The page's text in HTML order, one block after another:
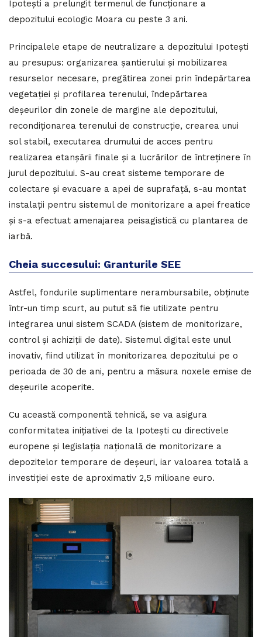
Ipotești a prelungit termenul de funcționare a
depozitului ecologic Moara cu peste 3 ani.
Principalele etape de neutralizare a depozitului Ipotești
au presupus: organizarea șantierului și mobilizarea
resurselor necesare, pregătirea zonei prin îndepărtarea
vegetației și profilarea terenului, îndepărtarea
deşeurilor din zonele de margine ale depozitului,
recondiţionarea terenului de construcţie, crearea unui
sol stabil, executarea drumului de acces pentru
realizarea etanşării finale și a lucrărilor de întreţinere în
jurul depozitului. S-au creat sisteme temporare de
colectare şi evacuare a apei de suprafaţă, s-au montat
instalaţii pentru sistemul de monitorizare a apei freatice
și s-a efectuat amenajarea peisagistică cu plantarea de
iarbă.
Cheia succesului: Granturile SEE
Astfel, fondurile suplimentare nerambursabile, obținute
într-un timp scurt, au putut să fie utilizate pentru
integrarea unui sistem SCADA (sistem de monitorizare,
control și achiziții de date). Sistemul digital este unul
inovativ, fiind utilizat în monitorizarea depozitului pe o
perioada de 30 de ani, pentru a măsura noxele emise de
deșeurile acoperite.
Cu această componentă tehnică, se va asigura
conformitatea inițiativei de la Ipotești cu directivele
europene și legislația națională de monitorizare a
depozitelor temporare de deșeuri, iar valoarea totală a
investiției este de aproximativ 2,5 milioane euro.